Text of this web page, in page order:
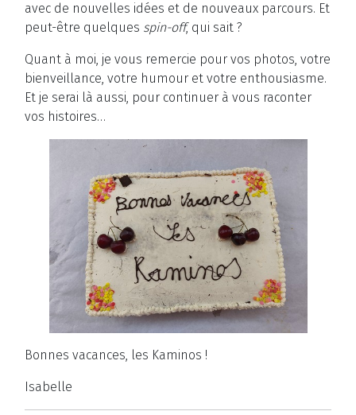
avec de nouvelles idées et de nouveaux parcours. Et
peut-être quelques spin-off, qui sait ?
Quant à moi, je vous remercie pour vos photos, votre
bienveillance, votre humour et votre enthousiasme.
Et je serai là aussi, pour continuer à vous raconter
vos histoires…
Bonnes vacances, les Kaminos !
Isabelle